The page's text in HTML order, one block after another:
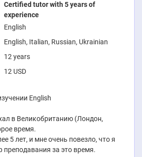
Certified tutor with 5 years of
experience
English
English, Italian, Russian, Ukrainian
12 years
12 USD
English
в Великобританию (Лондон,
время.
5 лет, и мне очень повезло, что я
преподавания за это время.